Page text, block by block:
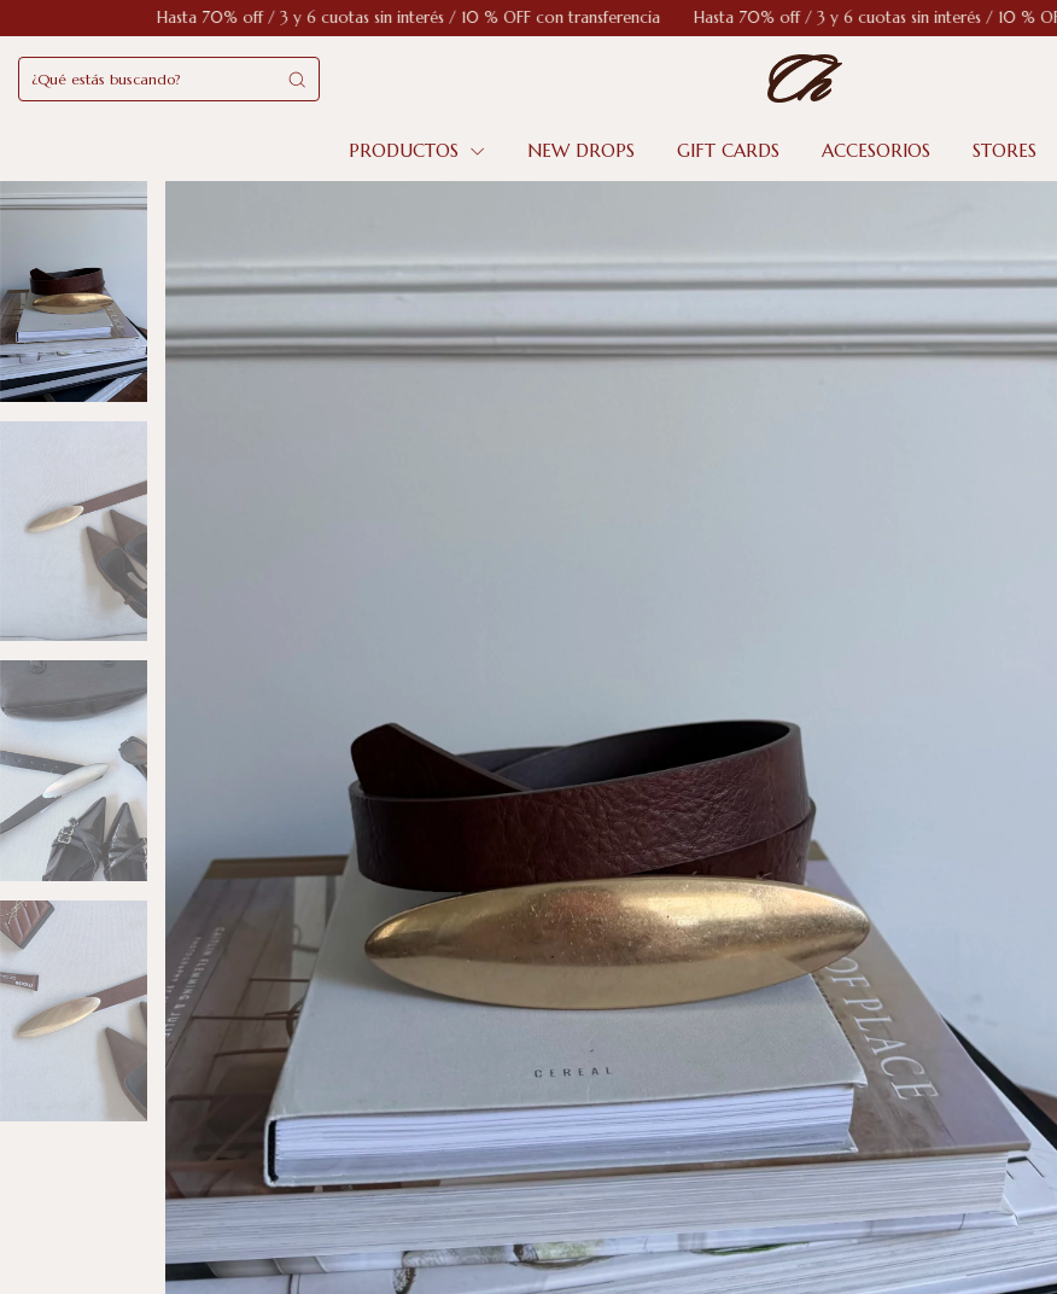
70% off / 3 y 6 cuotas sin interés / 10 % OFF con transferencia Hasta 70% off / 3 y 6 cuotas sin interés / 10 % OFF con transferencia
PRODUCTOS NEW DROPS GIFT CARDS ACCESORIOS STORES